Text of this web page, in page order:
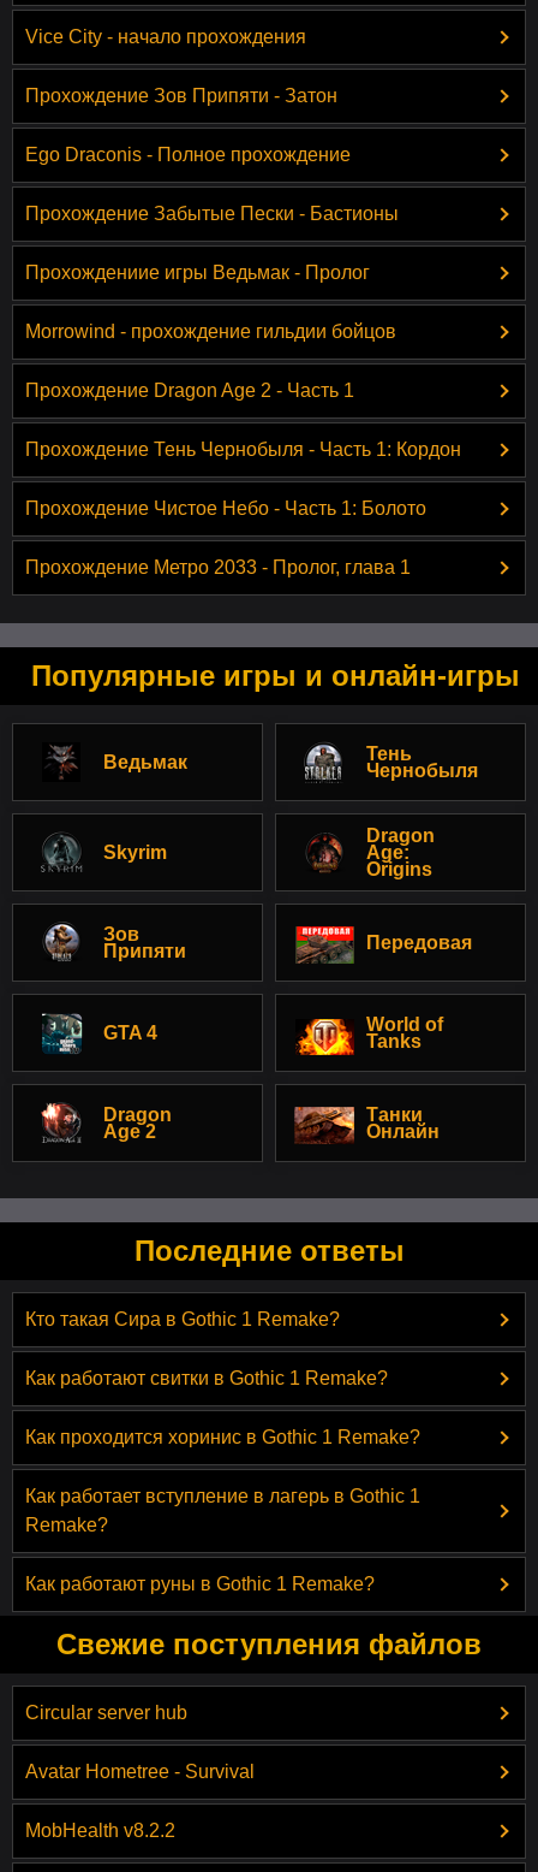
Vice City - начало прохождения
Прохождение Зов Припяти - Затон
Ego Draconis - Полное прохождение
Прохождение Забытые Пески - Бастионы
Прохождениие игры Ведьмак - Пролог
Morrowind - прохождение гильдии бойцов
Прохождение Dragon Age 2 - Часть 1
Прохождение Тень Чернобыля - Часть 1: Кордон
Прохождение Чистое Небо - Часть 1: Болото
Прохождение Метро 2033 - Пролог, глава 1
Популярные игры и онлайн-игры
Ведьмак
Тень
Чернобыля
Skyrim
Dragon
Age:
Origins
Зов
Припяти
Передовая
GTA 4
World of
Tanks
Dragon
Age 2
Танки
Онлайн
Последние ответы
Кто такая Сира в Gothic 1 Remake?
Как работают свитки в Gothic 1 Remake?
Как проходится хоринис в Gothic 1 Remake?
Как работает вступление в лагерь в Gothic 1
Remake?
Как работают руны в Gothic 1 Remake?
Свежие поступления файлов
Circular server hub
Avatar Hometree - Survival
MobHealth v8.2.2